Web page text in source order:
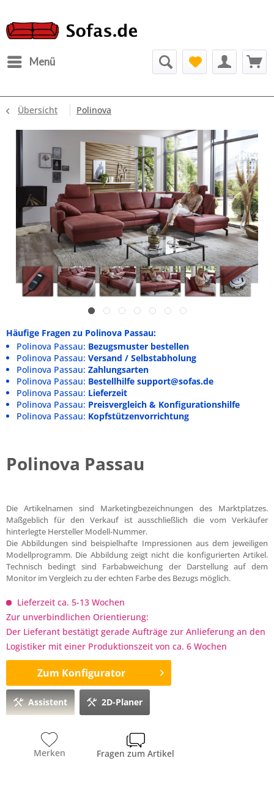
Menü
Übersicht Polinova
Häufige Fragen zu Polinova Passau:
Polinova Passau: Bezugsmuster bestellen
Polinova Passau: Versand / Selbstabholung
Polinova Passau: Zahlungsarten
Polinova Passau: Bestellhilfe support@sofas.de
Polinova Passau: Lieferzeit
Polinova Passau: Preisvergleich & Konfigurationshilfe
Polinova Passau: Kopfstützenvorrichtung
Polinova Passau
Die Artikelnamen sind Marketingbezeichnungen des Marktplatzes.
Maßgeblich für den Verkauf ist ausschließlich die vom Verkäufer
hinterlegte Hersteller Modell-Nummer.
Die Abbildungen sind beispielhafte Impressionen aus dem jeweiligen
Modellprogramm. Die Abbildung zeigt nicht die konfigurierten Artikel.
Technisch bedingt sind Farbabweichung der Darstellung auf dem
Monitor im Vergleich zu der echten Farbe des Bezugs möglich.
Lieferzeit ca. 5-13 Wochen
Zur unverbindlichen Orientierung:
Der Lieferant bestätigt gerade Aufträge zur Anlieferung an den
Logistiker mit einer Produktionszeit von ca. 6 Wochen
Zum Konfigurator
Assistent 2D-Planer
Merken Fragen zum Artikel